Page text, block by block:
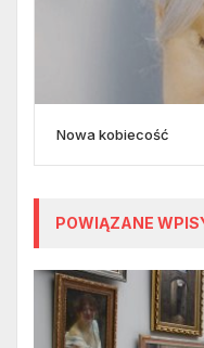
Nowa kobiecość
POWIĄZANE